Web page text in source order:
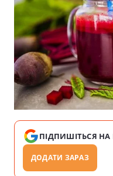
ПІДПИШІТЬСЯ НА
ДОДАТИ ЗАРАЗ